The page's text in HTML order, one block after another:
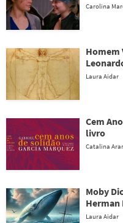
Carolina
Homem
Laura Aidar
Cem
livro
Catalina
Moby
Laura Aidar